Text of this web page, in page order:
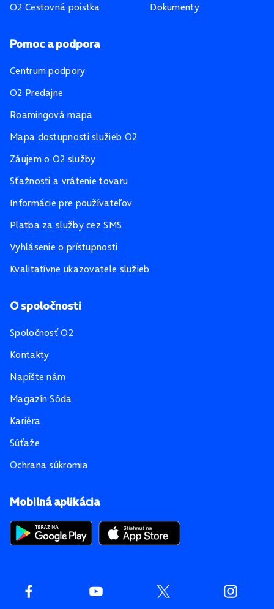
Mobilná aplikácia
O2 Cestovná poistka
Dokumenty
Pomoc a podpora
Centrum podpory
O2 Predajne
Roamingová mapa
Mapa dostupnosti služieb O2
Záujem o O2 služby
Sťažnosti a vrátenie tovaru
Informácie pre používateľov
Platba za služby cez SMS
Vyhlásenie o prístupnosti
Kvalitatívne ukazovatele služieb
O spoločnosti
Spoločnosť O2
Kontakty
Napíšte nám
Magazín Sóda
Kariéra
Súťaže
Ochrana súkromia